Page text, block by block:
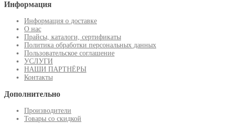
Информация
Информация о доставке
О нас
Прайсы, каталоги, сертификаты
Политика обработки персональных данных
Пользовательское соглашение
УСЛУГИ
НАШИ ПАРТНЁРЫ
Контакты
Дополнительно
Производители
Товары со скидкой